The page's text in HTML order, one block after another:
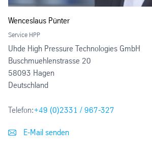
Wenceslaus Pünter
Service HPP
Uhde High Pressure Technologies GmbH
Buschmuehlenstrasse 20
58093 Hagen
Deutschland
Telefon:+49 (0)2331 / 967-327
E-Mail senden